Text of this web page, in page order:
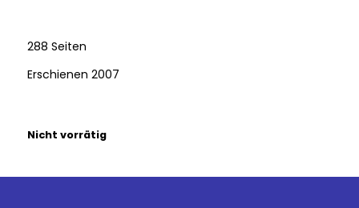
288 Seiten
Erschienen 2007
Nicht vorrätig